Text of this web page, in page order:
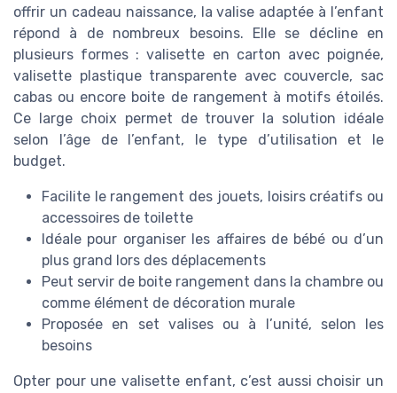
offrir un cadeau naissance, la valise adaptée à l’enfant
répond à de nombreux besoins. Elle se décline en
plusieurs formes : valisette en carton avec poignée,
valisette plastique transparente avec couvercle, sac
cabas ou encore boite de rangement à motifs étoilés.
Ce large choix permet de trouver la solution idéale
selon l’âge de l’enfant, le type d’utilisation et le
budget.
Facilite le rangement des jouets, loisirs créatifs ou
accessoires de toilette
Idéale pour organiser les affaires de bébé ou d’un
plus grand lors des déplacements
Peut servir de boite rangement dans la chambre ou
comme élément de décoration murale
Proposée en set valises ou à l’unité, selon les
besoins
Opter pour une valisette enfant, c’est aussi choisir un